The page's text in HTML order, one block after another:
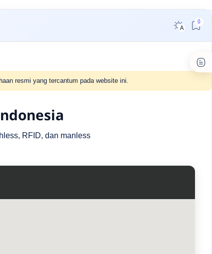
resmi yang tercantum pada website ini.
RFID, dan manless